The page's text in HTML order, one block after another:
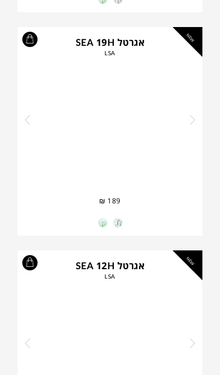
NEW אגרטל SEA 19H
LSA
₪ 189
NEW אגרטל SEA 12H
LSA